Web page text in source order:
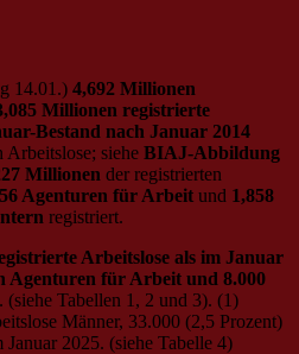
14.01.) 4,692 Millionen
Millionen registrierte
Bestand nach Januar 2014
siehe BIAJ-Abbildung
Millionen der registrierten
Agenturen für Arbeit und 1,858
registriert.
Arbeitslose als im Januar
Agenturen für Arbeit und 8.000
. (siehe Tabellen 1, 2 und 3). (1)
Männer, 33.000 (2,5 Prozent)
2025. (siehe Tabelle 4)